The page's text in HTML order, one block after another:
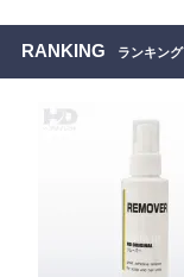
RANKING ランキング